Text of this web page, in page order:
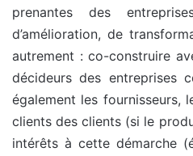
prenantes des
d’amélioration, de
autrement : co-construire
décideurs des entreprises
également les fournisseurs,
clients des clients (si le
intérêts à cette démarche